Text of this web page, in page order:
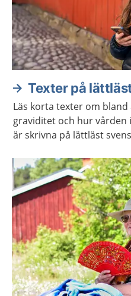
Texter på
Läs korta texter om
graviditet och hur vården
är skrivna på lättläst